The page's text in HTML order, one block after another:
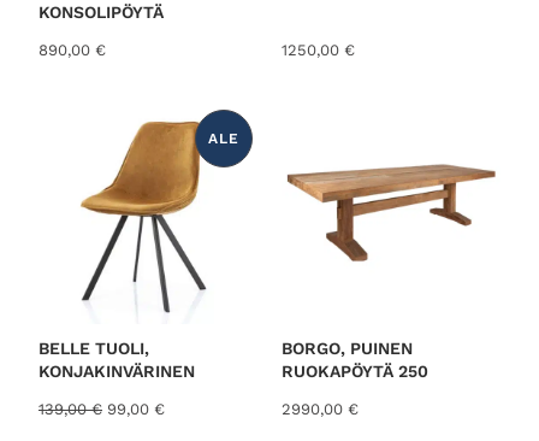
KONSOLIPÖYTÄ
890,00 € 1250,00 €
ALE
T
O
BELLE TUOLI,
KONJAKINVÄRINEN
139,00€ A
99,00 €N
BORGO, PUINEN
RUOKAPÖYTÄ 250
2990,00 €